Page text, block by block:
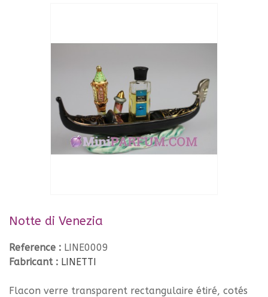
Notte di Venezia
Reference : LINE0009
Fabricant : LINETTI
Flacon verre transparent rectangulaire étiré, cotés